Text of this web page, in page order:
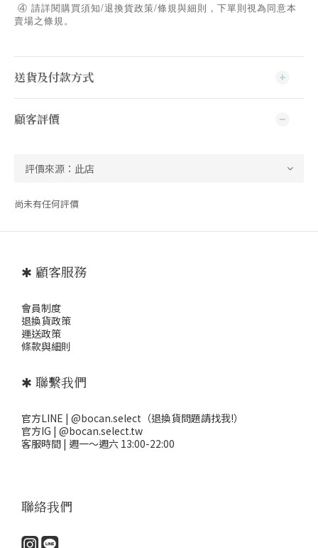
④ 請詳閱購買須知/退換貨政策/條規與細則，下單則視為同意本
賣場之條規。
送貨及付款方式
顧客評價
尚未有任何評價
✱ 顧客服務
會員制度
退換貨政策
運送政策
條款與細則
✱ 聯繫我們
官方LINE | @bocan.select（退換貨問題請找我!）
官方IG | @bocan.select.tw
客服時間 | 週一～週六 13:00-22:00
聯絡我們